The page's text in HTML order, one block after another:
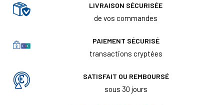
LIVRAISON SÉCURISÉE
de vos commandes
PAIEMENT SÉCURISÉ
transactions cryptées
SATISFAIT OU REMBOURSÉ
sous 30 jours